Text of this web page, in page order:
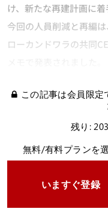
け、新たな再建計画に着
今回の人員削減と再編
ローカンドワラの共同
この記事は会員限
残り:
無料/有料プランを
いますぐ登録